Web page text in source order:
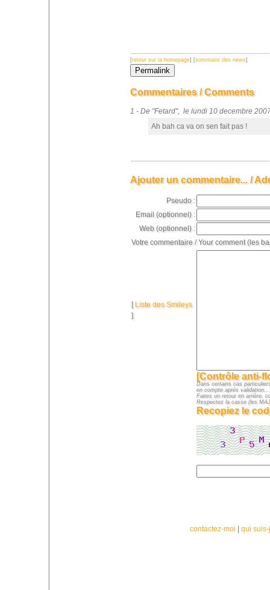
[retour sur la homepage] [sommaire des news]
Commentaires / Comments
1 - De "Fetard", le lundi 10 decembre
Ah bah ca va on sen fait pas !
Ajouter un commentaire... /
Pseudo :
Email (optionnel) :
Web (optionnel) :
Votre commentaire / Your comment (les
[ Liste des Smileys
]
[Contrôle anti-
Dans certains cas
en compte après
Faites un retour en arrière,
Respectez la casse (les
Recopiez le
contactez-moi qui